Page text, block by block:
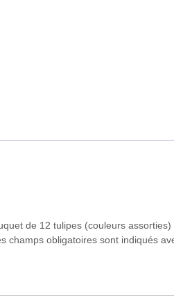
de 12 tulipes (couleurs assorties)
champs obligatoires sont indiqués